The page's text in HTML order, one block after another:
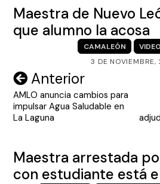
Maestra de Nuevo
que alumno la acosa
CAMALEÓN
3 DE NOVIEMBRE,
Navegación
de
entradas
Anterior
AMLO anuncia cambios para
impulsar Agua Saludable en
La Laguna
Maestra arrestada
con estudiante está